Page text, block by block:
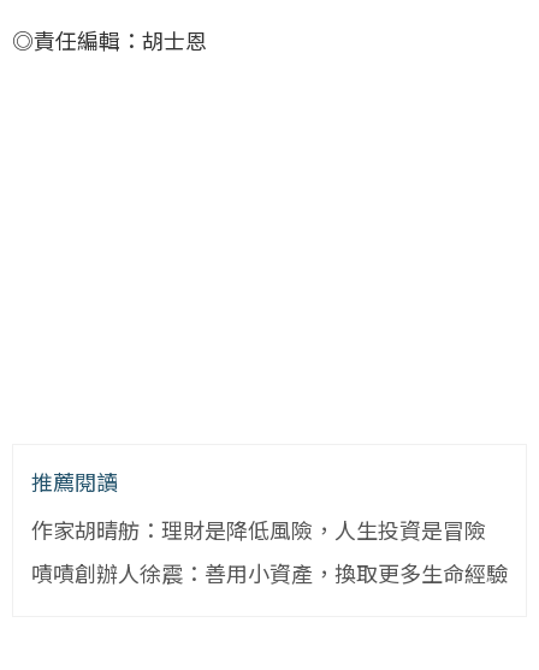
◎責任編輯：胡士恩
推薦閱讀
作家胡晴舫：理財是降低風險，人生投資是冒險
嘖嘖創辦人徐震：善用小資產，換取更多生命經驗